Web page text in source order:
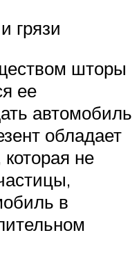
грязи
шторы
ее
автомобиль
обладает
которая не
в